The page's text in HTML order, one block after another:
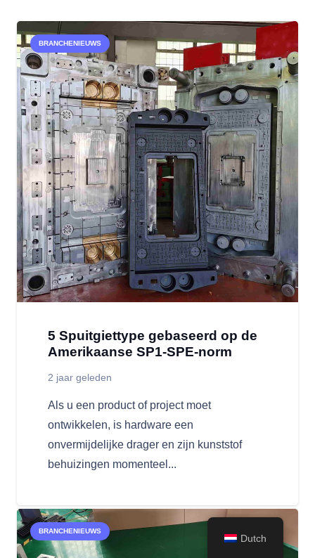
BRANCHENIEUWS
5 Spuitgiettype gebaseerd op de
Amerikaanse SP1-SPE-norm
2 jaar geleden
Als u een product of project moet
ontwikkelen, is hardware een
onvermijdelijke drager en zijn kunststof
behuizingen momenteel...
BRANCHENIEUWS
Dutch